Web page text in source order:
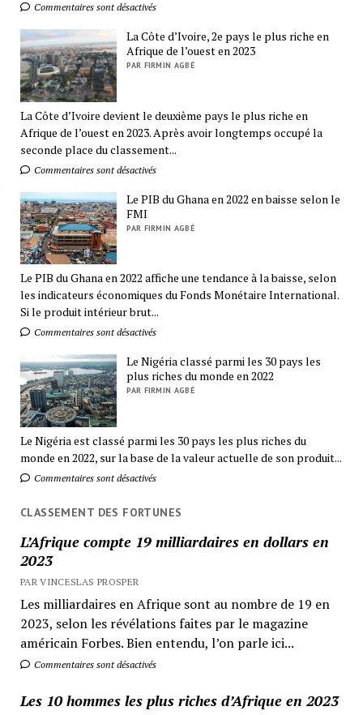
Commentaires sont désactivés
La Côte d’Ivoire, 2e pays le plus riche en
Afrique de l’ouest en 2023
PAR FIRMIN AGBÉ
La Côte d’Ivoire devient le deuxième pays le plus riche en
Afrique de l’ouest en 2023. Après avoir longtemps occupé la
seconde place du classement...
Commentaires sont désactivés
Le PIB du Ghana en 2022 en baisse selon le
FMI
PAR FIRMIN AGBÉ
Le PIB du Ghana en 2022 affiche une tendance à la baisse, selon
les indicateurs économiques du Fonds Monétaire International.
Si le produit intérieur brut...
Commentaires sont désactivés
Le Nigéria classé parmi les 30 pays les
plus riches du monde en 2022
PAR FIRMIN AGBÉ
Le Nigéria est classé parmi les 30 pays les plus riches du
monde en 2022, sur la base de la valeur actuelle de son produit...
Commentaires sont désactivés
CLASSEMENT DES FORTUNES
L’Afrique compte 19 milliardaires en dollars en
2023
PAR VINCESLAS PROSPER
Les milliardaires en Afrique sont au nombre de 19 en
2023, selon les révélations faites par le magazine
américain Forbes. Bien entendu, l’on parle ici...
Commentaires sont désactivés
Les 10 hommes les plus riches d’Afrique en 2023